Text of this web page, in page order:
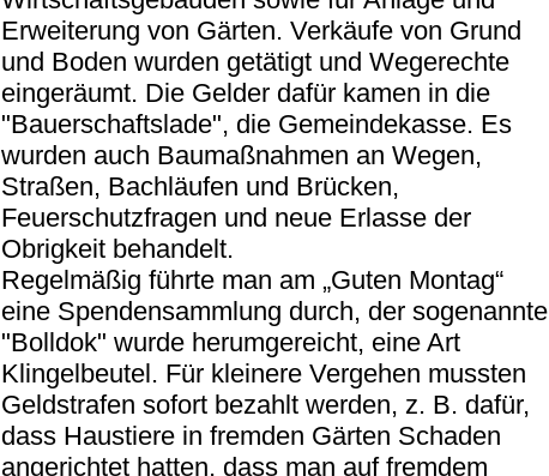
Erweiterung von Gärten. Verkäufe von Grund
und Boden wurden getätigt und Wegerechte
eingeräumt. Die Gelder dafür kamen in die
"Bauerschaftslade", die Gemeindekasse. Es
wurden auch Baumaßnahmen an Wegen,
Straßen, Bachläufen und Brücken,
Feuerschutzfragen und neue Erlasse der
Obrigkeit behandelt.
Regelmäßig führte man am „Guten Montag“
eine Spendensammlung durch, der sogenannte
"Bolldok" wurde herumgereicht, eine Art
Klingelbeutel. Für kleinere Vergehen mussten
Geldstrafen sofort bezahlt werden, z. B. dafür,
dass Haustiere in fremden Gärten Schaden
angerichtet hatten, dass man auf fremdem